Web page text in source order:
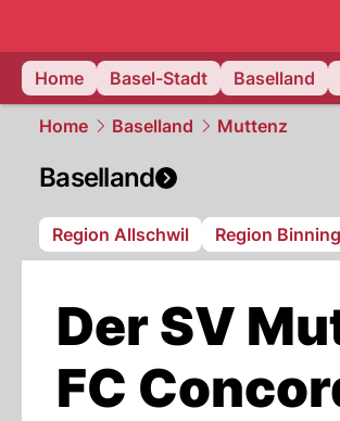
Home
Basel-Stadt Baselland
Home Baselland Muttenz
Baselland
Region Allschwil Region
Der SV
FC